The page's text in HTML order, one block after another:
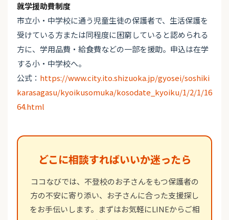
就学援助費制度
市立小・中学校に通う児童生徒の保護者で、生活保護を
受けている方または同程度に困窮していると認められる
方に、学用品費・給食費などの一部を援助。申込は在学
する小・中学校へ。
公式： https://www.city.ito.shizuoka.jp/gyosei/soshiki
karasagasu/kyoikusomuka/kosodate_kyoiku/1/2/1/16
64.html
どこに相談すればいいか迷ったら
ココなびでは、不登校のお子さんをもつ保護者の
方の不安に寄り添い、お子さんに合った支援探し
をお手伝いします。まずはお気軽にLINEからご相